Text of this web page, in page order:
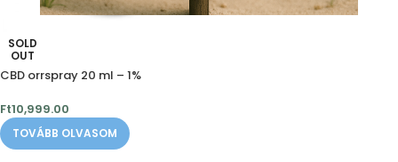
SOLD
OUT
CBD orrspray 20 ml – 1%
Ft10,999.00
TOVÁBB OLVASOM